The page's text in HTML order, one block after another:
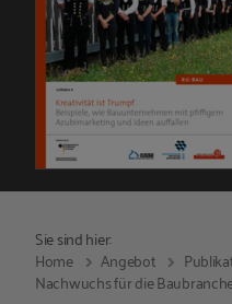
Sie sind hier:
Home
Angebot
Nachwuchs für die